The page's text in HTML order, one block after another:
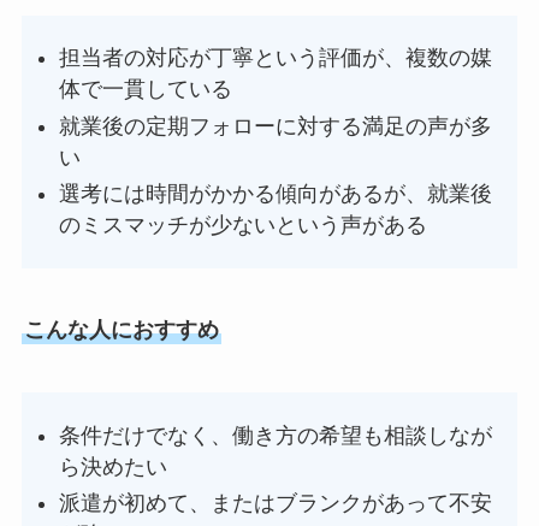
担当者の対応が丁寧という評価が、複数の媒
体で一貫している
就業後の定期フォローに対する満足の声が多
い
選考には時間がかかる傾向があるが、就業後
のミスマッチが少ないという声がある
こんな人におすすめ
条件だけでなく、働き方の希望も相談しなが
ら決めたい
派遣が初めて、またはブランクがあって不安